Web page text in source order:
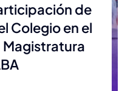
de
Colegio en el
Magistratura